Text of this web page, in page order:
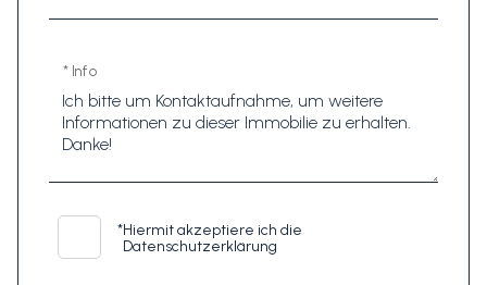
* Info
*Hiermit akzeptiere ich die
Datenschutzerklärung